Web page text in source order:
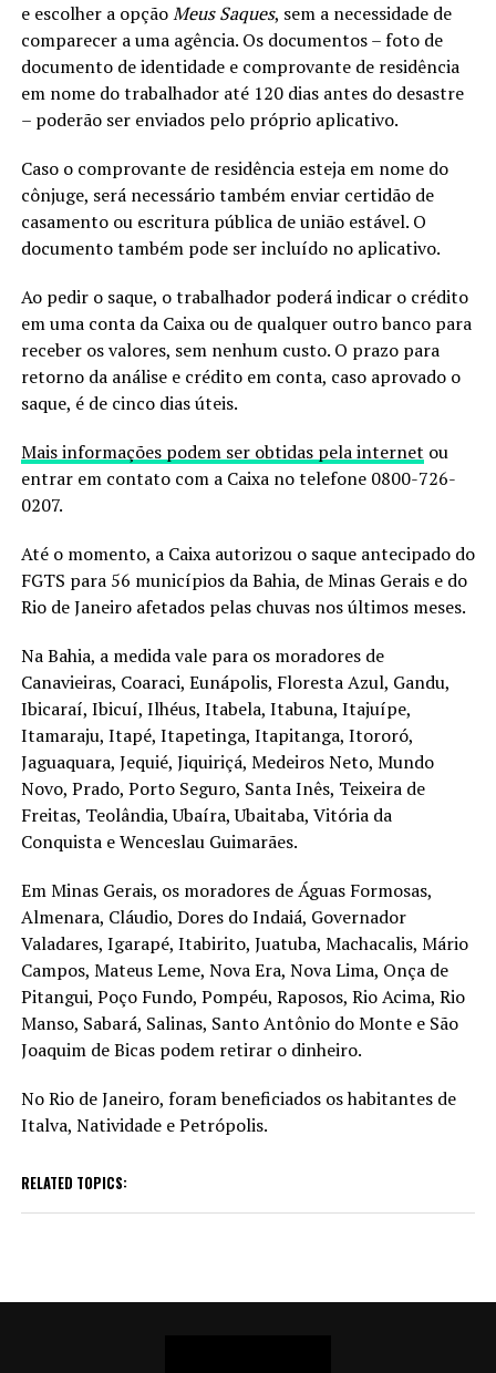
e escolher a opçãoMeus Saques, sem a necessidade de
comparecer a uma agência. Os documentos – foto de
documento de identidade e comprovante de residência
em nome do trabalhador até 120 dias antes do desastre
– poderão ser enviados pelo próprio aplicativo.
Caso o comprovante de residência esteja em nome do
cônjuge, será necessário também enviar certidão de
casamento ou escritura pública de união estável. O
documento também pode ser incluído no aplicativo.
Ao pedir o saque, o trabalhador poderá indicar o crédito
em uma conta da Caixa ou de qualquer outro banco para
receber os valores, sem nenhum custo. O prazo para
retorno da análise e crédito em conta, caso aprovado o
saque, é de cinco dias úteis.
Mais informações podem ser obtidas pela internet ou
entrar em contato com a Caixa no telefone 0800-726-
0207.
Até o momento, a Caixa autorizou o saque antecipado do
FGTS para 56 municípios da Bahia, de Minas Gerais e do
Rio de Janeiro afetados pelas chuvas nos últimos meses.
Na Bahia, a medida vale para os moradores de
Canavieiras, Coaraci, Eunápolis, Floresta Azul, Gandu,
Ibicaraí, Ibicuí, Ilhéus, Itabela, Itabuna, Itajuípe,
Itamaraju, Itapé, Itapetinga, Itapitanga, Itororó,
Jaguaquara, Jequié, Jiquiriçá, Medeiros Neto, Mundo
Novo, Prado, Porto Seguro, Santa Inês, Teixeira de
Freitas, Teolândia, Ubaíra, Ubaitaba, Vitória da
Conquista e Wenceslau Guimarães.
Em Minas Gerais, os moradores de Águas Formosas,
Almenara, Cláudio, Dores do Indaiá, Governador
Valadares, Igarapé, Itabirito, Juatuba, Machacalis, Mário
Campos, Mateus Leme, Nova Era, Nova Lima, Onça de
Pitangui, Poço Fundo, Pompéu, Raposos, Rio Acima, Rio
Manso, Sabará, Salinas, Santo Antônio do Monte e São
Joaquim de Bicas podem retirar o dinheiro.
No Rio de Janeiro, foram beneficiados os habitantes de
Italva, Natividade e Petrópolis.
RELATED TOPICS: